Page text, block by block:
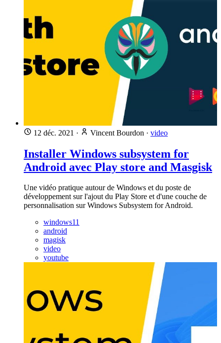
12 déc. 2021 · Vincent Bourdon · video
Installer Windows subsystem for
Android avec Play store and Masgisk
Une vidéo pratique autour de Windows et du poste de
développement sur l'ajout du Play Store et d'une couche de
personnalisation sur Windows Subsystem for Android.
windows11
android
magisk
video
youtube